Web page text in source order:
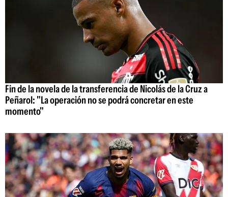
Fin de la novela de la transferencia de Nicolás de la Cruz a
Peñarol: "La operación no se podrá concretar en este
momento"